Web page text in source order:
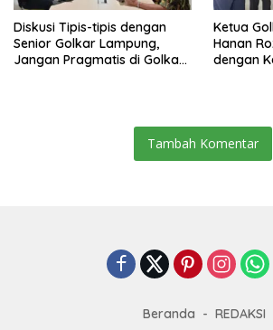
Diskusi Tipis-tipis dengan
Senior Golkar Lampung,
Jangan Pragmatis di Golkar
Ketua
Hanan
dengan
Tambah Komentar
Beranda
REDAKSI